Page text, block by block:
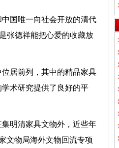
国唯一向社会开放的清代
张德祥能把心爱的收藏放
居前列，其中的精品家具
术研究提供了良好的平
明清家具文物外，近些年
文物局海外文物回流专项